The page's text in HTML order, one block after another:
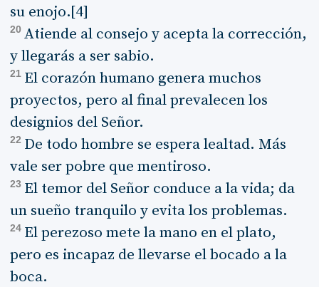
su enojo.[4]
20 Atiende al consejo y acepta la corrección,
y llegarás a ser sabio.
21 El corazón humano genera muchos
proyectos, pero al final prevalecen los
designios del Señor.
22 De todo hombre se espera lealtad. Más
vale ser pobre que mentiroso.
23 El temor del Señor conduce a la vida; da
un sueño tranquilo y evita los problemas.
24 El perezoso mete la mano en el plato,
pero es incapaz de llevarse el bocado a la
boca.